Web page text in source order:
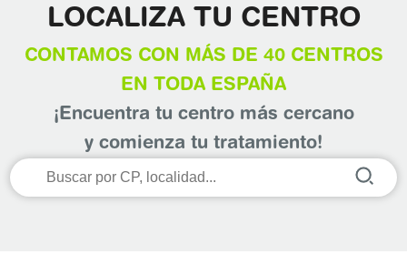
LOCALIZA TU CENTRO
CONTAMOS CON MÁS DE 40 CENTROS
EN TODA ESPAÑA
¡Encuentra tu centro más cercano
y comienza tu tratamiento!